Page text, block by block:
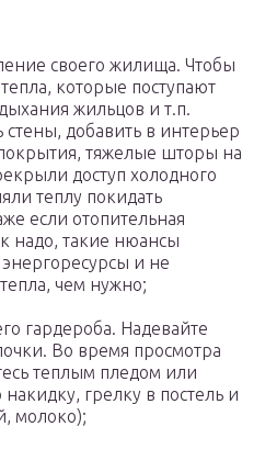
своего жилища. Чтобы
которые поступают
жильцов и т.п.
стены, добавить в интерьер
тяжелые шторы на
доступ холодного
теплу покидать
если отопительная
надо, такие нюансы
энергоресурсы и не
чем нужно;
гардероба. Надевайте
Во время просмотра
теплым пледом или
грелку в постель и
молоко);